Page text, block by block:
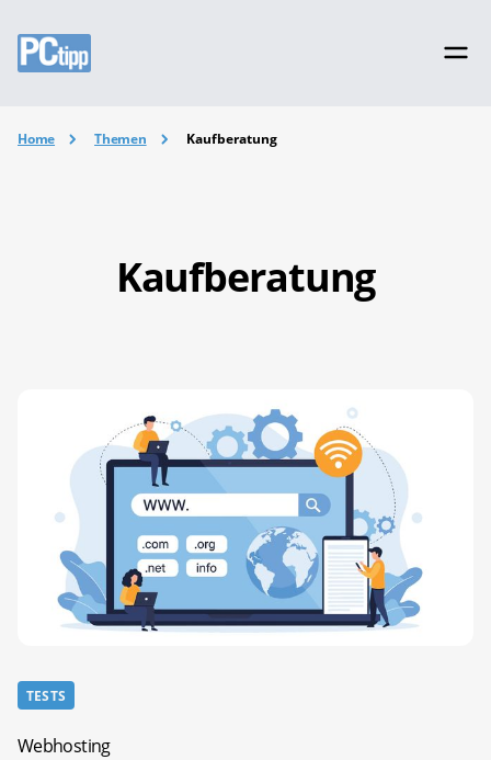
Home Themen Kaufberatung
Kaufberatung
TESTS
Webhosting